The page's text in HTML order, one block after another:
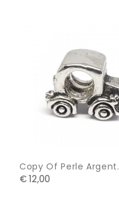
Copy Of Perle
€ 12,00